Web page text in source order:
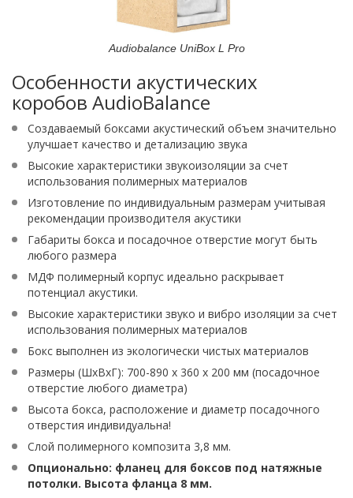
Audiobalance UniBox L Pro
Особенности акустических
коробов AudioBalance
Создаваемый боксами акустический объем значительно
улучшает качество и детализацию звука
Высокие характеристики звукоизоляции за счет
использования полимерных материалов
Изготовление по индивидуальным размерам учитывая
рекомендации производителя акустики
Габариты бокса и посадочное отверстие могут быть
любого размера
МДФ полимерный корпус идеально раскрывает
потенциал акустики.
Высокие характеристики звуко и вибро изоляции за счет
использования полимерных материалов
Бокс выполнен из экологически чистых материалов
Размеры (ШхВхГ): 700-890 х 360 х 200 мм (посадочное
отверстие любого диаметра)
Высота бокса, расположение и диаметр посадочного
отверстия индивидуальна!
Слой полимерного композита 3,8 мм.
Опционально: фланец для боксов под натяжные
потолки. Высота фланца 8 мм.